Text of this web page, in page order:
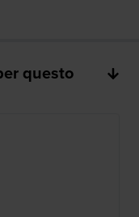
questo